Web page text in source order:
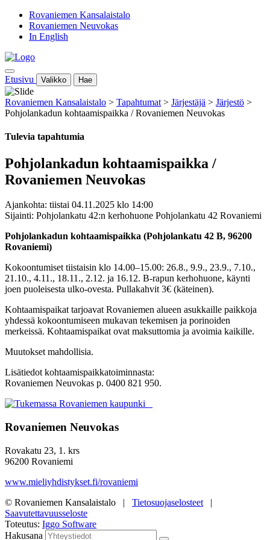
Rovaniemen Kansalaistalo
Rovaniemen Neuvokas
In English
Etusivu Valikko Hae
Rovaniemen Kansalaistalo > Tapahtumat > Järjestäjä > Järjestö >
Pohjolankadun kohtaamispaikka / Rovaniemen Neuvokas
Tulevia tapahtumia
Pohjolankadun kohtaamispaikka /
Rovaniemen Neuvokas
Ajankohta: tiistai 04.11.2025 klo 14:00
Sijainti: Pohjolankatu 42:n kerhohuone Pohjolankatu 42 Rovaniemi
Pohjolankadun kohtaamispaikka (Pohjolankatu 42 B, 96200
Rovaniemi)
Kokoontumiset tiistaisin klo 14.00–15.00: 26.8., 9.9., 23.9., 7.10.,
21.10., 4.11., 18.11., 2.12. ja 16.12. B-rapun kerhohuone, käynti
joen puoleisesta ulko-ovesta. Pullakahvit 3€ (käteinen).
Kohtaamispaikat tarjoavat Rovaniemen alueen asukkaille paikkoja
yhdessä kokoontumiseen mukavan tekemisen ja porinoiden
merkeissä. Kohtaamispaikat ovat maksuttomia ja avoimia kaikille.
Muutokset mahdollisia.
Lisätiedot kohtaamispaikkatoiminnasta:
Rovaniemen Neuvokas p. 0400 821 950.
Rovaniemen Neuvokas
Rovakatu 23, 1. krs
96200 Rovaniemi
www.mieliyhdistykset.fi/rovaniemi
© Rovaniemen Kansalaistalo | Tietosuojaselosteet |
Saavutettavuusseloste
Toteutus: Iggo Software
Hakusana